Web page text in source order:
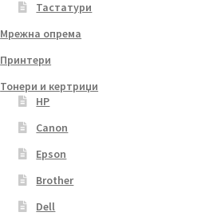
Тастатури
Мрежна опрема
Принтери
Тонери и кертриџи
HP
Canon
Epson
Brother
Dell